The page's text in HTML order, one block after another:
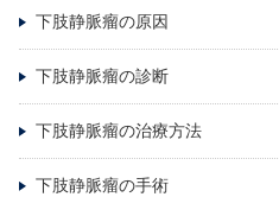
下肢静脈瘤の原因
下肢静脈瘤の診断
下肢静脈瘤の治療方法
下肢静脈瘤の手術